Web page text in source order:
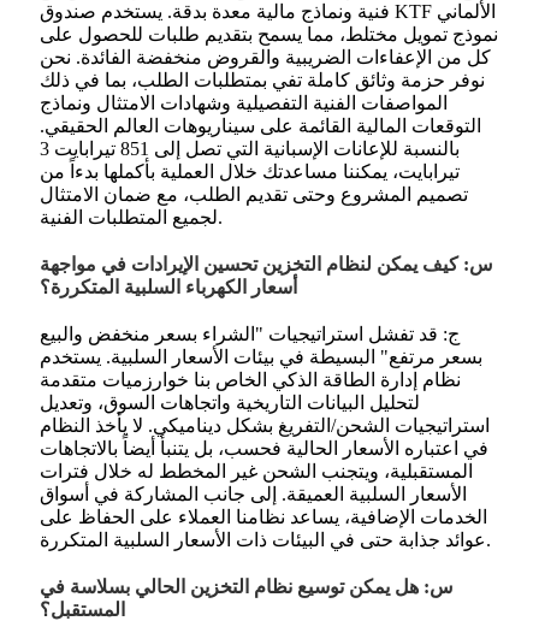
فنية ونماذج مالية معدة بدقة. يستخدم صندوق KTF الألماني
نموذج تمويل مختلط، مما يسمح بتقديم طلبات للحصول على
كل من الإعفاءات الضريبية والقروض منخفضة الفائدة. نحن
نوفر حزمة وثائق كاملة تفي بمتطلبات الطلب، بما في ذلك
المواصفات الفنية التفصيلية وشهادات الامتثال ونماذج
التوقعات المالية القائمة على سيناريوهات العالم الحقيقي.
بالنسبة للإعانات الإسبانية التي تصل إلى 851 تيرابايت 3
تيرابايت، يمكننا مساعدتك خلال العملية بأكملها بدءاً من
تصميم المشروع وحتى تقديم الطلب، مع ضمان الامتثال
لجميع المتطلبات الفنية.
س: كيف يمكن لنظام التخزين تحسين الإيرادات في مواجهة
أسعار الكهرباء السلبية المتكررة؟
ج: قد تفشل استراتيجيات "الشراء بسعر منخفض والبيع
بسعر مرتفع" البسيطة في بيئات الأسعار السلبية. يستخدم
نظام إدارة الطاقة الذكي الخاص بنا خوارزميات متقدمة
لتحليل البيانات التاريخية واتجاهات السوق، وتعديل
استراتيجيات الشحن/التفريغ بشكل ديناميكي. لا يأخذ النظام
في اعتباره الأسعار الحالية فحسب، بل يتنبأ أيضاً بالاتجاهات
المستقبلية، ويتجنب الشحن غير المخطط له خلال فترات
الأسعار السلبية العميقة. إلى جانب المشاركة في أسواق
الخدمات الإضافية، يساعد نظامنا العملاء على الحفاظ على
عوائد جذابة حتى في البيئات ذات الأسعار السلبية المتكررة.
س: هل يمكن توسيع نظام التخزين الحالي بسلاسة في
المستقبل؟